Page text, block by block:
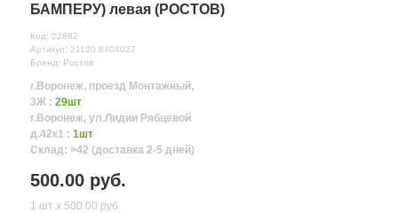
БАМПЕРУ) левая (РОСТОВ)
Код: 22882
Артикул: 21120 8404027
Бренд: Ростов
г.Воронеж, проезд Монтажный,
3Ж : 29шт
г.Воронеж, ул.Лидии Рябцевой
д.42к1 : 1шт
Склад: >42 (доставка 2-5 дней)
500.00 руб.
1 шт х 500.00 руб.